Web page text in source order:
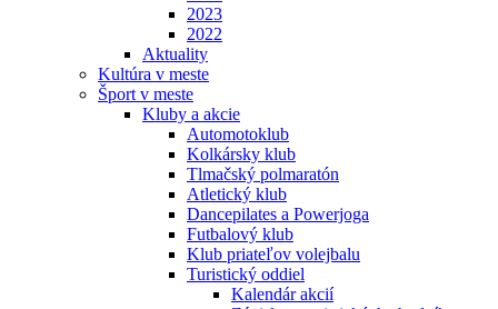
2023
2022
Aktuality
Kultúra v meste
Šport v meste
Kluby a akcie
Automotoklub
Kolkársky klub
Tlmačský polmaratón
Atletický klub
Dancepilates a Powerjoga
Futbalový klub
Klub priateľov volejbalu
Turistický oddiel
Kalendár akcií